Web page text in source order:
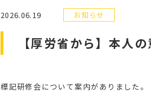
2026.06.19 お知らせ
【厚労省から】本人
標記研修会について案内がありました。